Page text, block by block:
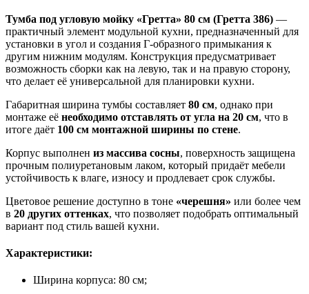
Тумба под угловую мойку «Гретта» 80 см (Гретта 386) —
практичный элемент модульной кухни, предназначенный для
установки в угол и создания Г-образного примыкания к
другим нижним модулям. Конструкция предусматривает
возможность сборки как на левую, так и на правую сторону,
что делает её универсальной для планировки кухни.
Габаритная ширина тумбы составляет 80 см, однако при
монтаже её необходимо отставлять от угла на 20 см, что в
итоге даёт 100 см монтажной ширины по стене.
Корпус выполнен из массива сосны, поверхность защищена
прочным полиуретановым лаком, который придаёт мебели
устойчивость к влаге, износу и продлевает срок службы.
Цветовое решение доступно в тоне «черешня» или более чем
в 20 других оттенках, что позволяет подобрать оптимальный
вариант под стиль вашей кухни.
Характеристики:
Ширина корпуса: 80 см;